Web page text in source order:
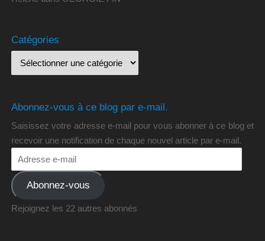
Catégories
Abonnez-vous à ce blog par e-mail.
Saisissez votre adresse e-mail pour vous abonner à ce blog et
recevoir une notification de chaque nouvel article par e-mail.
Abonnez-vous
Rejoignez les 22 autres abonnés